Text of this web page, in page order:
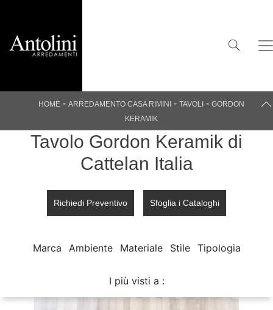
HOME- ARREDAMENTO CASA RIMINI - TAVOLI - GORDON
KERAMIK
Tavolo Gordon Keramik di
Cattelan Italia
Richiedi Preventivo Sfoglia i Cataloghi
Marca Ambiente Materiale Stile Tipologia
I più visti a :